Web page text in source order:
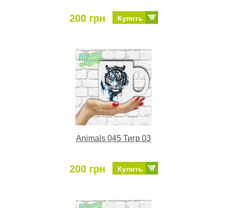
200 грн Купить
Animals 045 Тигр 03
200 грн Купить